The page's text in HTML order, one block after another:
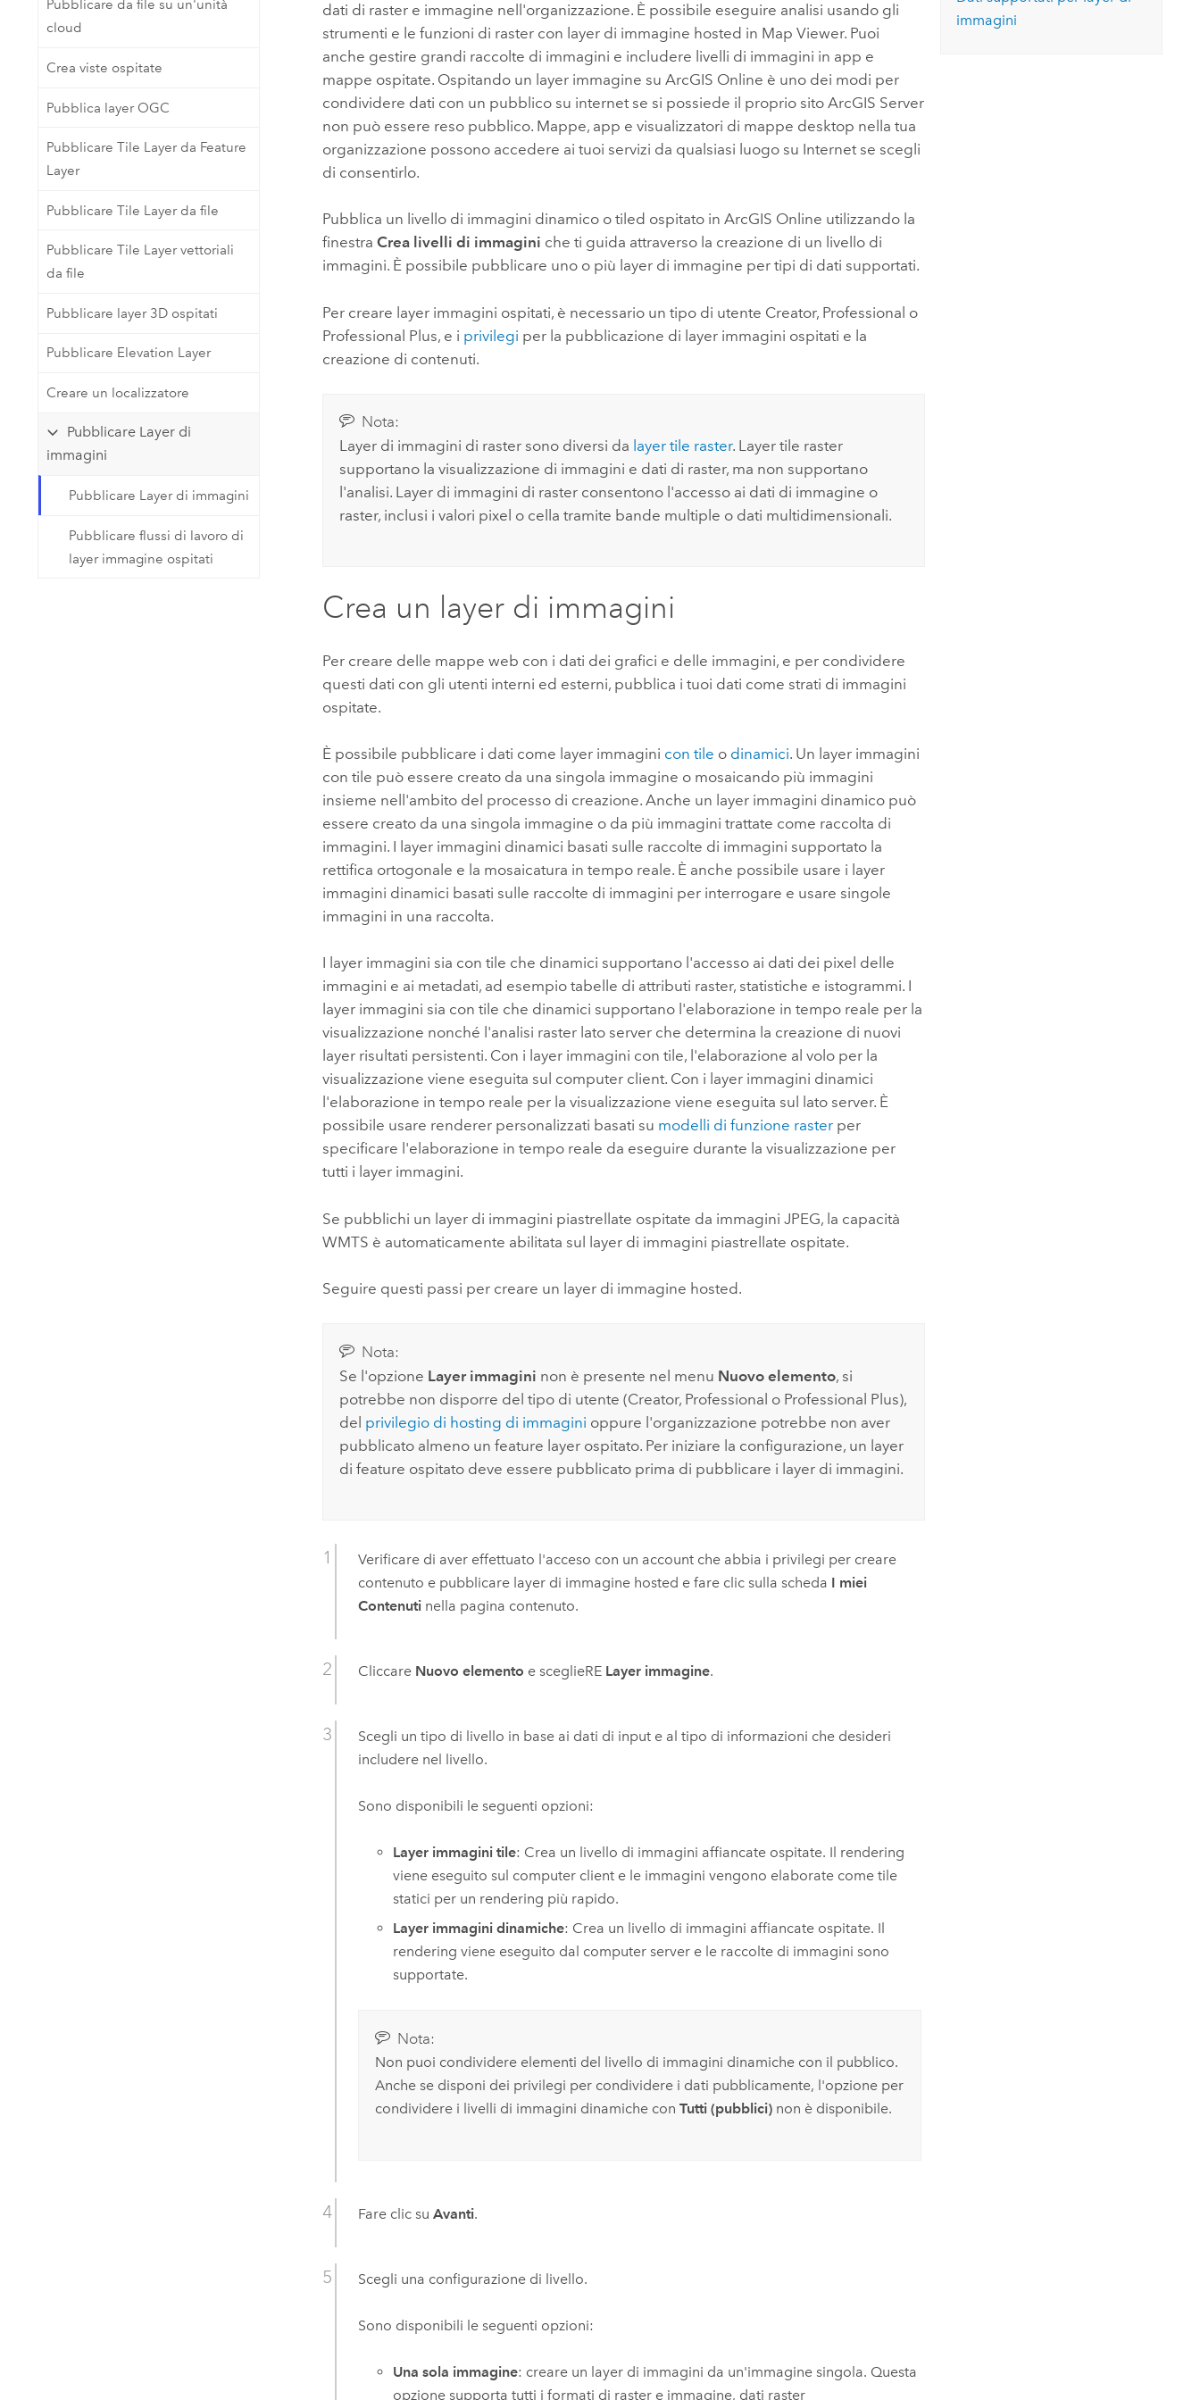
Tecnologia developer
Tutti i prodotti
Esplorare ArcGIS Pro
Tutte le storie Leggi la storia
Pubblicare da file su un'unità
cloud
Crea viste ospitate
Pubblica layer OGC
Pubblicare Tile Layer da Feature
Layer
Pubblicare Tile Layer da file
Pubblicare Tile Layer vettoriali
da file
Pubblicare layer 3D ospitati
Pubblicare Elevation Layer
Creare un localizzatore
Pubblicare Layer di
immagini
Pubblicare Layer di immagini
Pubblicare flussi di lavoro di
layer immagine ospitati
dati di raster e immagine nell'organizzazione. È possibile eseguire analisi usando gli
strumenti e le funzioni di raster con layer di immagine hosted in Map Viewer. Puoi
anche gestire grandi raccolte di immagini e includere livelli di immagini in app e
mappe ospitate. Ospitando un layer immagine suArcGIS Online è uno dei modi per
condividere dati con un pubblico su internet se si possiede il proprio sitoArcGIS Server
non può essere reso pubblico. Mappe, app e visualizzatori di mappe desktop nella tua
organizzazione possono accedere ai tuoi servizi da qualsiasi luogo su Internet se scegli
di consentirlo.
Pubblica un livello di immagini dinamico o tiled ospitato inArcGIS Online utilizzando la
finestraCrea livelli di immagini che ti guida attraverso la creazione di un livello di
immagini. È possibile pubblicare uno o più layer di immagine per tipi di dati supportati.
Per creare layer immagini ospitati, è necessario un tipo di utente Creator, Professional o
Professional Plus, e i privilegi per la pubblicazione di layer immagini ospitati e la
creazione di contenuti.
Nota:
Layer di immagini di raster sono diversi da layer tile raster. Layer tile raster
supportano la visualizzazione di immagini e dati di raster, ma non supportano
l'analisi. Layer di immagini di raster consentono l'accesso ai dati di immagine o
raster, inclusi i valori pixel o cella tramite bande multiple o dati multidimensionali.
Crea un layer di immagini
Per creare delle mappe web con i dati dei grafici e delle immagini, e per condividere
questi dati con gli utenti interni ed esterni, pubblica i tuoi dati come strati di immagini
ospitate.
È possibile pubblicare i dati come layer immagini con tile o dinamici. Un layer immagini
con tile può essere creato da una singola immagine o mosaicando più immagini
insieme nell'ambito del processo di creazione. Anche un layer immagini dinamico può
essere creato da una singola immagine o da più immagini trattate come raccolta di
immagini. I layer immagini dinamici basati sulle raccolte di immagini supportato la
rettifica ortogonale e la mosaicatura in tempo reale. È anche possibile usare i layer
immagini dinamici basati sulle raccolte di immagini per interrogare e usare singole
immagini in una raccolta.
I layer immagini sia con tile che dinamici supportano l'accesso ai dati dei pixel delle
immagini e ai metadati, ad esempio tabelle di attributi raster, statistiche e istogrammi. I
layer immagini sia con tile che dinamici supportano l'elaborazione in tempo reale per la
visualizzazione nonché l'analisi raster lato server che determina la creazione di nuovi
layer risultati persistenti. Con i layer immagini con tile, l'elaborazione al volo per la
visualizzazione viene eseguita sul computer client. Con i layer immagini dinamici
l'elaborazione in tempo reale per la visualizzazione viene eseguita sul lato server. È
possibile usare renderer personalizzati basati su modelli di funzione raster per
specificare l'elaborazione in tempo reale da eseguire durante la visualizzazione per
tutti i layer immagini.
Se pubblichi un layer di immagini piastrellate ospitate da immagini JPEG, la capacità
WMTS è automaticamente abilitata sul layer di immagini piastrellate ospitate.
Seguire questi passi per creare un layer di immagine hosted.
Nota:
Se l'opzione Layer immagini non è presente nel menu Nuovo elemento, si
potrebbe non disporre del tipo di utente (Creator, Professional o Professional Plus),
del privilegio di hosting di immagini oppure l'organizzazione potrebbe non aver
pubblicato almeno un feature layer ospitato. Per iniziare la configurazione, un layer
di feature ospitato deve essere pubblicato prima di pubblicare i layer di immagini.
Verificare di aver effettuato l'acceso con un account che abbia i privilegi per creare
contenuto e pubblicare layer di immagine hosted e fare clic sulla scheda I miei
Contenuti nella pagina contenuto.
Cliccare Nuovo elemento e sceglieRE Layer immagine.
Scegli un tipo di livello in base ai dati di input e al tipo di informazioni che desideri
includere nel livello.
Sono disponibili le seguenti opzioni:
Layer immagini tile: Crea un livello di immagini affiancate ospitate. Il rendering
viene eseguito sul computer client e le immagini vengono elaborate come tile
statici per un rendering più rapido.
Layer immagini dinamiche: Crea un livello di immagini affiancate ospitate. Il
rendering viene eseguito dal computer server e le raccolte di immagini sono
supportate.
Nota:
Non puoi condividere elementi del livello di immagini dinamiche con il pubblico.
Anche se disponi dei privilegi per condividere i dati pubblicamente, l'opzione per
condividere i livelli di immagini dinamiche con Tutti (pubblici)non è disponibile.
Fare clic suAvanti.
Scegli una configurazione di livello.
Sono disponibili le seguenti opzioni:
Una sola immagine: creare un layer di immagini da un'immagine singola. Questa
opzione supporta tutti i formati di raster e immagine, dati raster
immagini